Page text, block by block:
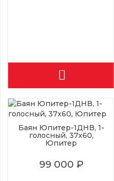
Баян Юпитер-1ДНВ, 1-
голосный, 37х60,
Юпитер
99 000 ₽